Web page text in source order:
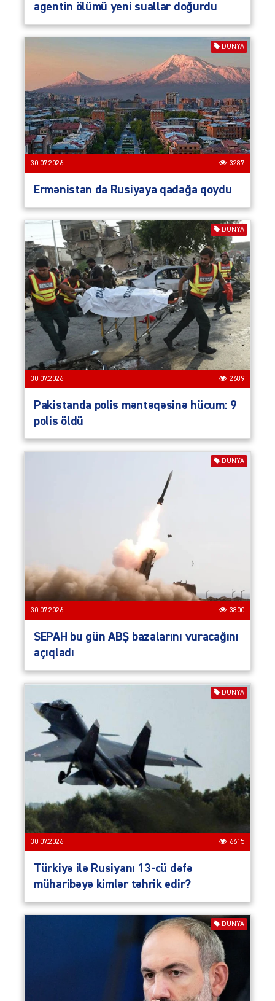
agentin ölümü yeni suallar doğurdu
DÜNYA
30.07.2026 3287
Ermənistan da Rusiyaya qadağa qoydu
DÜNYA
30.07.2026 2689
Pakistanda polis məntəqəsinə hücum: 9
polis öldü
DÜNYA
30.07.2026 3800
SEPAH bu gün ABŞ bazalarını vuracağını
açıqladı
DÜNYA
30.07.2026 6615
Türkiyə ilə Rusiyanı 13-cü dəfə
müharibəyə kimlər təhrik edir?
DÜNYA